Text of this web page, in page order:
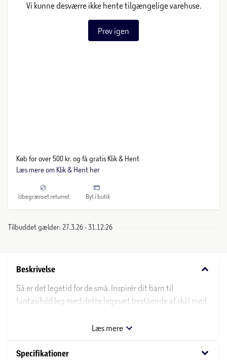
Vi kunne desværre ikke hente tilgængelige varehuse.
Prøv igen
Køb for over 500 kr. og få gratis Klik & Hent
Læs mere om Klik & Hent her
Ubegrænset returret Byt i butik
Tilbuddet gælder: 27.3.26 - 31.12.26
Beskrivelse keyboard_arrow_down
Så er det legetid for de små. Inspirér dit barn til
fantasifuld leg med dette legesæt bestående af skål med
Læs mere
Specifikationer keyboard_arrow_down